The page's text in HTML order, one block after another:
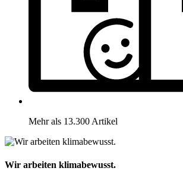
Mehr als 13.300 Artikel
Wir arbeiten klimabewusst.